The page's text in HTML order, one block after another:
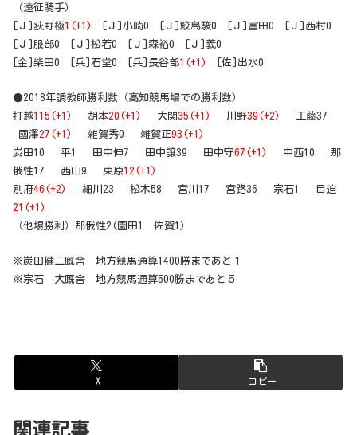
（遠征騎手）
[Ｊ]荻野極1(+1)
[Ｊ]小崎0 [Ｊ]鮫島駿0 [Ｊ]富田0 [Ｊ]西村0
[Ｊ]服部0 [Ｊ]松若0 [Ｊ]森裕0 [Ｊ]義0
[金]柴田0 [兵]石堂0 [兵]長谷部1(+1) [佐]出水0
●2018年調教師勝利数（高知競馬場での勝利数）
打越115(+1) 胡本20(+1) 大関35(+1) 川野39(+2)
工藤37
國澤27(+1) 雑賀秀0 雑賀正93(+1)
炭田10 平1 田中伸7 田中譲39 田中守67(+1)
中西10 那
俄性17 西山9 東原12(+1)
別府46(+2)
細川23 松木58 宮川17 宮路36 宗石1 目迫
21(+1)
（他場勝利）那俄性2(園田1 佐賀1)
※炭田健二厩舎 地方競馬通算1400勝まであと１
※宗石 大厩舎 地方競馬通算500勝まであと５
X コピー
関連記事